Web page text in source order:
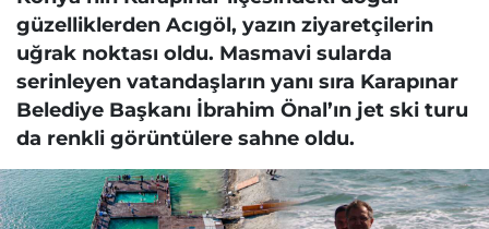
güzelliklerden Acıgöl, yazın ziyaretçilerin
uğrak noktası oldu. Masmavi sularda
serinleyen vatandaşların yanı sıra Karapınar
Belediye Başkanı İbrahim Önal’ın jet ski turu
da renkli görüntülere sahne oldu.